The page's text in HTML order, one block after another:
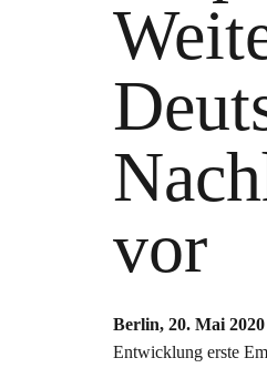
vor
Berlin, 20. Mai 2020
Entwicklung erste